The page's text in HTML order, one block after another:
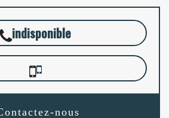
indisponible
nous